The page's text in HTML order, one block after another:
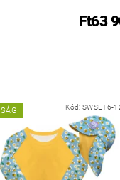
Ft63
Kód: SWSET6-